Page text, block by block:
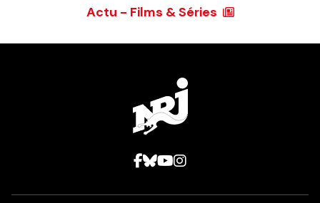
Actu - Films & Séries